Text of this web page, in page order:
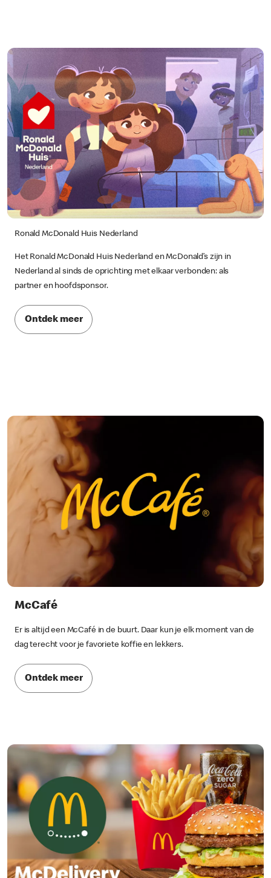
Ronald McDonald Huis Nederland
Het Ronald McDonald Huis Nederland en McDonald’s zijn in
Nederland al sinds de oprichting met elkaar verbonden: als
partner en hoofdsponsor.
Ontdek meer
McCafé
Er is altijd een McCafé in de buurt. Daar kun je elk moment van de
dag terecht voor je favoriete koffie en lekkers.
Ontdek meer